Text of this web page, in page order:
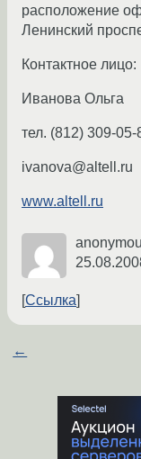
расположение
Ленинский
Контактное лицо:
Иванова Ольга
тел. (812) 309-05-
ivanova@altell.ru
www.altell.ru
Ссылка
←